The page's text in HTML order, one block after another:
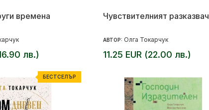
времена
лв.)
Чувствителният разказвач
АВТОР: Олга Токарчук
11.25 EUR (22.00 лв.)
БЕСТСЕЛЪР